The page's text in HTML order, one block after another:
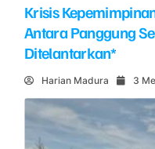
Krisis
Antara Panggung
Ditelantarkan*
Harian Madura 3